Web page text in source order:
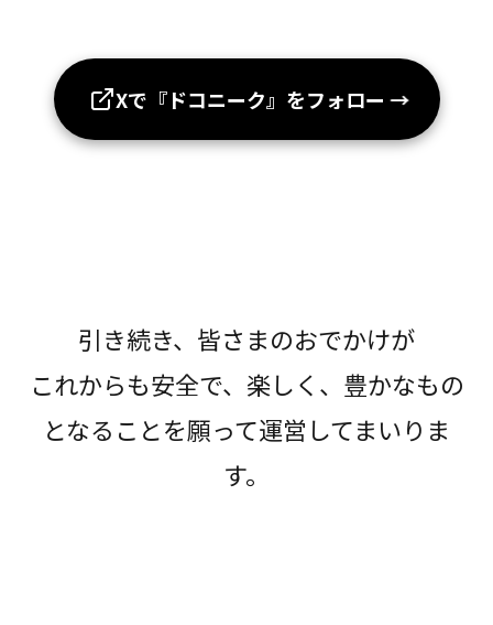
Xで『ドコニーク』をフォロー →
引き続き、皆さまのおでかけが
これからも安全で、楽しく、豊かなもの
となることを願って運営してまいりま
す。